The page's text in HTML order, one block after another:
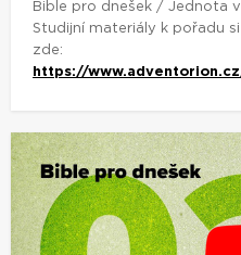
Bible pro dnešek / Jednota
Studijní materiály k pořadu
zde:
https://